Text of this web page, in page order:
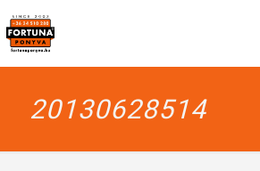
20130628514